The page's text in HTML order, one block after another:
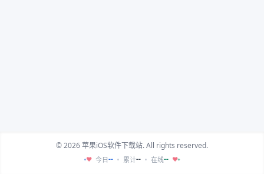
© 2026 苹果iOS软件下载站. All rights reserved.
♥ 今日-- 累计-- 在线-- ♥